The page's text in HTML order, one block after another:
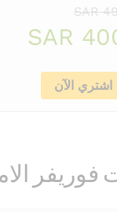
495
400
اشتري الآن
فوريفر